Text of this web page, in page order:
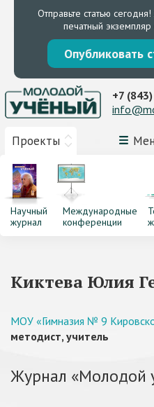
Отправьте статью сегодня!
печатный экземпляр
Опубликовать
Проекты
+7
Научный
журнал
Международные
конференции
Киктева Юлия
МОУ «Гимназия № 9
методист, учитель
Журнал «Молодой